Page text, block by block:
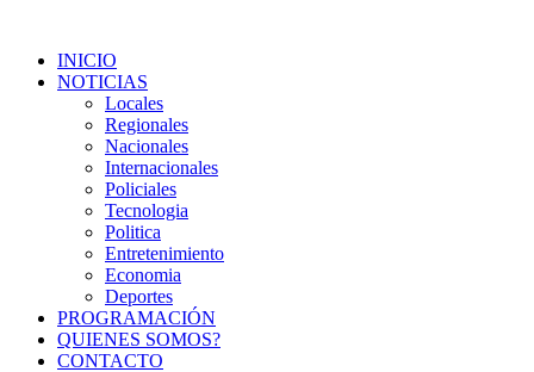
INICIO
NOTICIAS
Locales
Regionales
Nacionales
Internacionales
Policiales
Tecnologia
Politica
Entretenimiento
Economia
Deportes
PROGRAMACIÓN
QUIENES SOMOS?
CONTACTO